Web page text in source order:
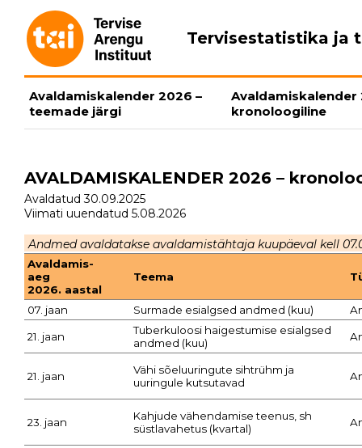
Tervisestatistika ja
Avaldamiskalender 2026 –
teemade järgi
Avaldamiskalender
kronoloogiline
AVALDAMISKALENDER 2026 –
Avaldatud 30.09.2025
Viimati uuendatud 5.08.2026
Andmed avaldatakse avaldamistähtaja kuupäeval kell
Avaldamis-
aeg
2026. aastal
Teema
07. jaan Surmade esialgsed andmed (kuu)
21. jaan
Tuberkuloosi haigestumise esialgsed
andmed (kuu)
21. jaan
Vähi sõeluuringute sihtrühm ja
uuringule kutsutavad
23. jaan
Kahjude vähendamise teenus, sh
süstlavahetus (kvartal)